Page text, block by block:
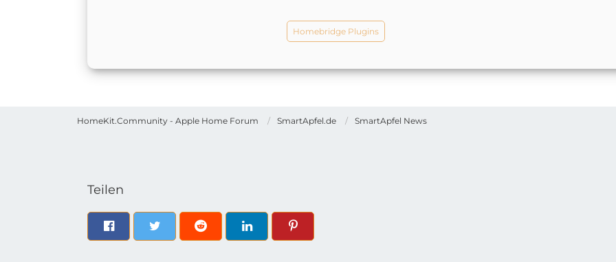
HomeKit.Community - Apple Home Forum SmartApfel.de SmartApfel News
Homebridge Plugins
Teilen